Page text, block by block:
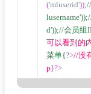
('mluserid'));
d'));//会员组
可以看到的
菜单{?>//没
p}?>